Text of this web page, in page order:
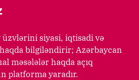
siyasi, iqtisadi və
bilgiləndirir; Azərbaycan
məsələlər haqda açıq
platforma yaradır.